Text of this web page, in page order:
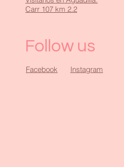
Carr 107 km 2.2
Follow us
Facebook Instagram